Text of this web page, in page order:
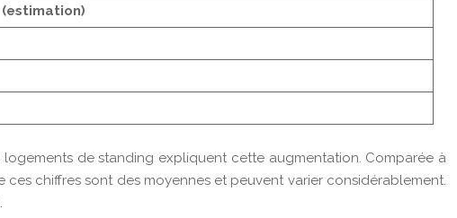
logements de standing expliquent cette augmentation. Comparée à
chiffres sont des moyennes et peuvent varier considérablement.